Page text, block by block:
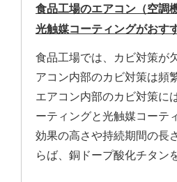
食品工場のエアコン（空調
光触媒コーティングがおす
食品工場では、カビ対策が
アコン内部のカビ対策は頻
エアコン内部のカビ対策に
ーティングと光触媒コーテ
効果の高さや持続期間の長
らば、銅ドープ酸化チタン